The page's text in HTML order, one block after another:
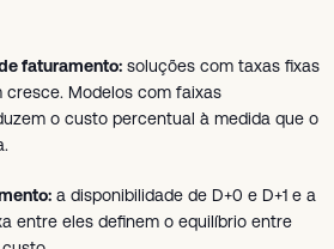
faturamento: soluções com taxas fixas
cresce. Modelos com faixas
o custo percentual à medida que o
a disponibilidade de D+0 e D+1 e a
entre eles definem o equilíbrio entre